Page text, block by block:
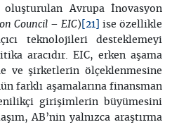
oluşturulan Avrupa İnovasyon
Council – EIC) [21]
ise özellikle
teknolojileri desteklemeyi
aracıdır. EIC, erken aşama
ve şirketlerin ölçeklenmesine
farklı aşamalarına finansman
girişimlerin büyümesini
AB’nin yalnızca araştırma